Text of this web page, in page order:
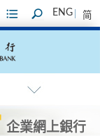
ENG 简
企業網上銀行